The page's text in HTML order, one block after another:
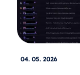
04. 05. 2026